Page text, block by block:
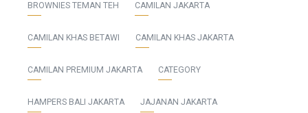
BROWNIES TEMAN TEH CAMILAN JAKARTA
CAMILAN KHAS BETAWI CAMILAN KHAS JAKARTA
CAMILAN PREMIUM JAKARTA CATEGORY
HAMPERS BALI JAKARTA JAJANAN JAKARTA